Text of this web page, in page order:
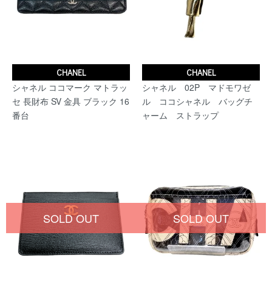
CHANEL
シャネル ココマーク マトラッ
セ 長財布 SV 金具 ブラック 16
番台
CHANEL
シャネル 02P マドモワゼ
ル ココシャネル バッグチ
ャーム ストラップ
SOLD OUT SOLD OUT